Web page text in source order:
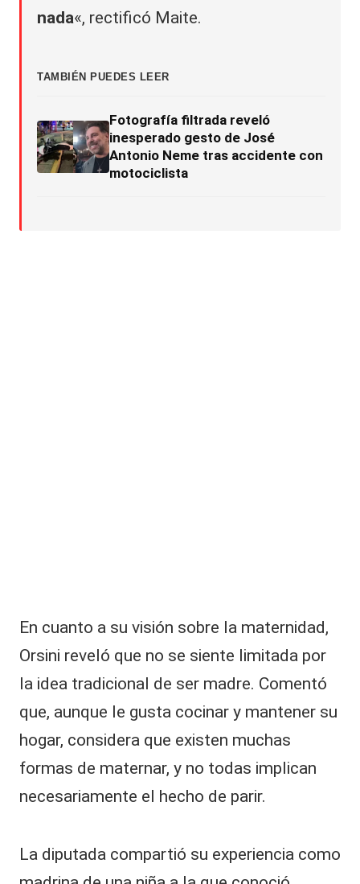
nada«, rectificó Maite.
TAMBIÉN PUEDES LEER
Fotografía filtrada reveló
inesperado gesto de José
Antonio Neme tras accidente con
motociclista
En cuanto a su visión sobre la maternidad,
Orsini reveló que no se siente limitada por
la idea tradicional de ser madre. Comentó
que, aunque le gusta cocinar y mantener su
hogar, considera que existen muchas
formas de maternar, y no todas implican
necesariamente el hecho de parir.
La diputada compartió su experiencia como